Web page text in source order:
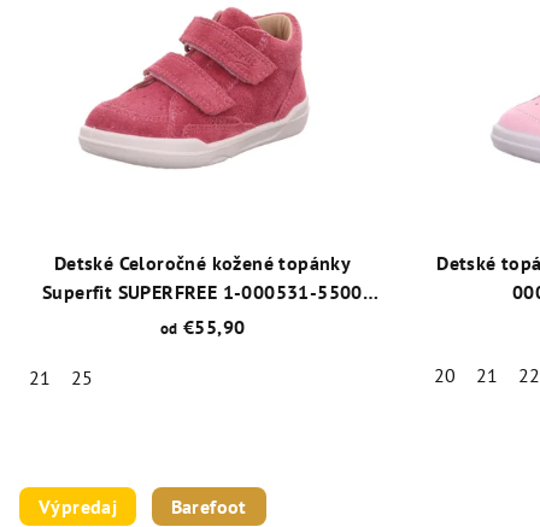
Detské Celoročné kožené topánky
Superfit SUPERFREE 1-000531-5500
ružová
od €55,90
21 25
produktu
je
Detské
20
21 22
Výpredaj Barefoot